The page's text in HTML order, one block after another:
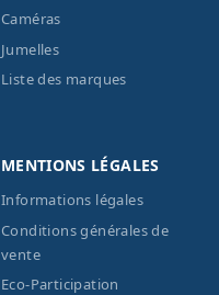
Caméras
Jumelles
Liste des marques
MENTIONS LÉGALES
Informations légales
Conditions générales de
vente
Eco-Participation